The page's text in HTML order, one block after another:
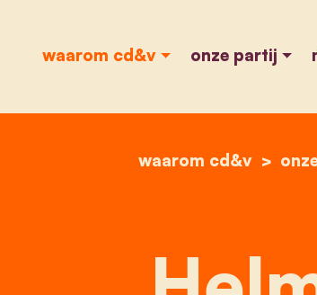
waarom cd&v onze partij
waarom cd&v